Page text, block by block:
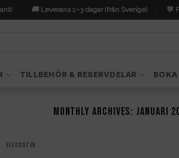
🚚 Leverans 1–3 dagar (från Sverige) 💬
TILLBEHÖR & RESERVDELAR BOKA
MONTHLY ARCHIVES: JANUARI
ELSCOOTER